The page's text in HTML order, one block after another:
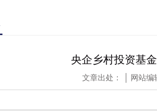
央企乡村投资基
文章出处： │ 网站编